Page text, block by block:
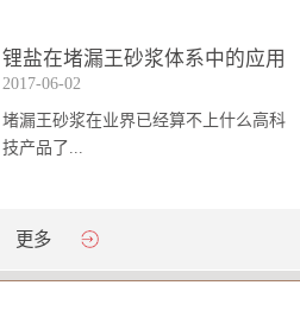
锂盐在堵漏王砂浆体系中的应用
2017-06-02
堵漏王砂浆在业界已经算不上什么高科
技产品了...
。简单来说它就是一种能够迅速凝固的
通砂浆的强...
更多